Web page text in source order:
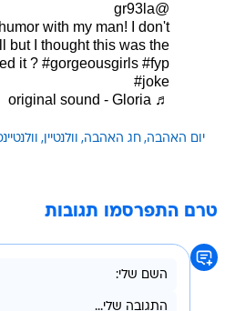
@gr93la
with my man! I don't
but I thought this was the
it ? #gorgeousgirls #fyp
#joke
♬ original sound - Gloria
יום האהבה חג האהבה וולנטיין
טרם התפרסמו תגובות